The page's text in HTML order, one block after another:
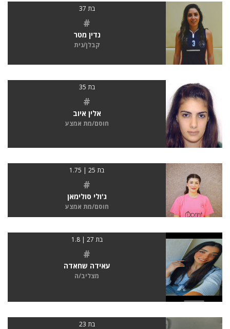
בת 37
#
נדין מטר
קבלן/נית
בת 35
#
אלין איוב
חוסם/מת אמצע
בת 25 | 1.75
#
ג'ולי סולימאן
חוסם/מת אמצע
בת 27 | 1.8
#
עאידה שחאדה
מצליב/ה
בת 23